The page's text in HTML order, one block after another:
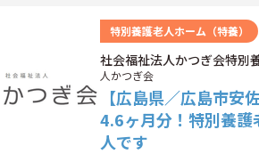
特別養護老人ホーム（特養）
社会福祉法人かつぎ会特別
人かつぎ会
【広島県／広島市
4.6ヶ月分！特別養護
人です